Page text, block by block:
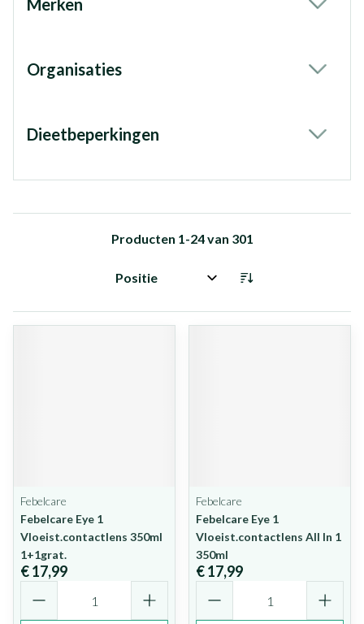
Merken
Organisaties
Dieetbeperkingen
Producten 1-24van 301
Sorteer op:
Febelcare
Febelcare Eye 1
Vloeist.contactlens 350ml
1+1grat.
€ 17,99
Febelcare
Febelcare Eye 1
Vloeist.contactlens All In 1
350ml
€ 17,99